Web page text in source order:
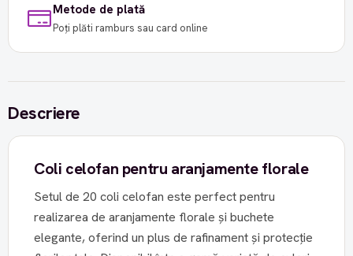
Metode de plată
Poți plăti ramburs sau card online
Descriere
Coli celofan pentru aranjamente florale
Setul de 20 coli celofan este perfect pentru
realizarea de aranjamente florale și buchete
elegante, oferind un plus de rafinament și protecție